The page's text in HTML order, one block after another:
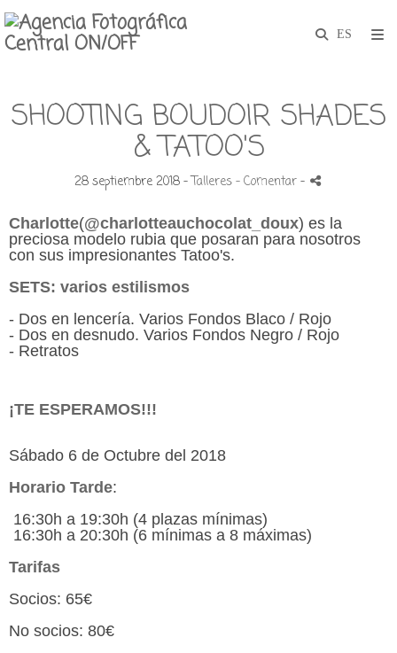
SHOOTING BOUDOIR SHADES
& TATOO'S
28 septiembre 2018 -Talleres- Comentar-
Charlotte(@charlotteauchocolat_doux) es la
preciosa modelo rubia que posaran para nosotros
con sus impresionantes Tatoo's.
SETS: varios estilismos
- Dos en lencería. Varios Fondos Blaco / Rojo
- Dos en desnudo. Varios Fondos Negro / Rojo
- Retratos
¡TE ESPERAMOS!!!
Sábado 6 de Octubre del 2018
Horario Tarde:
16:30h a 19:30h (4 plazas mínimas)
16:30h a 20:30h (6 mínimas a 8 máximas)
Tarifas
Socios: 65€
No socios: 80€